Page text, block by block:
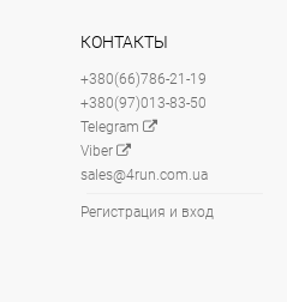
КОНТАКТЫ
+380(66)786-21-19
+380(97)013-83-50
Telegram
Viber
sales@4run.com.ua
Регистрация и вход